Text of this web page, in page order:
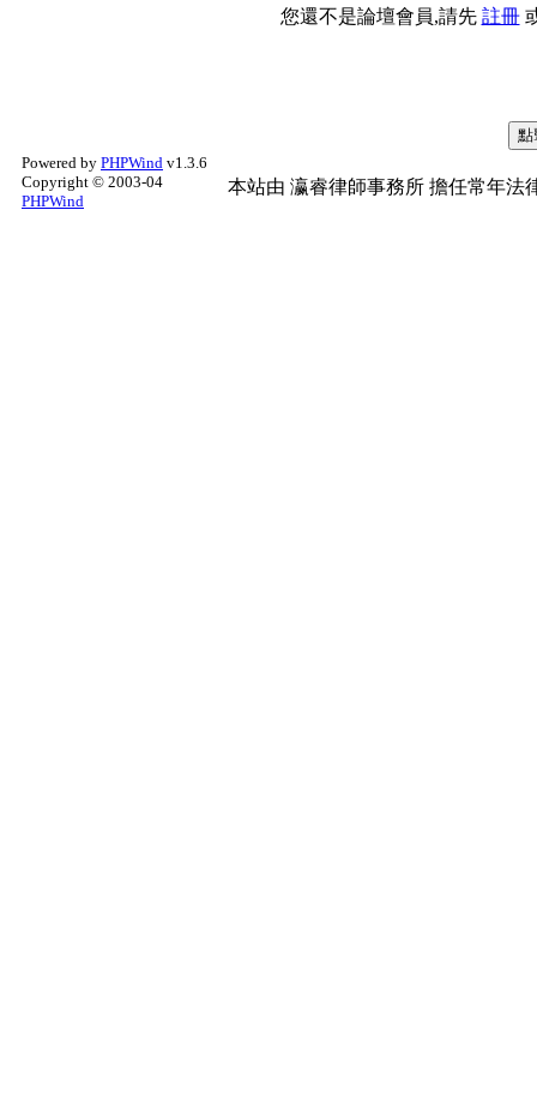
您還不是論壇會員,請先 註冊
Powered by PHPWind v1.3.6
Copyright © 2003-04
PHPWind
本站由 瀛睿律師事務所 擔任常年法